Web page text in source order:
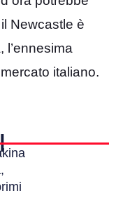
Newcastle è
l’ennesima
italiano.